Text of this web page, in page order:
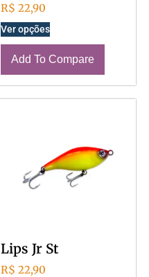
R$ 22,90
Ver opções
Add To Compare
Lips Jr St
R$ 22,90